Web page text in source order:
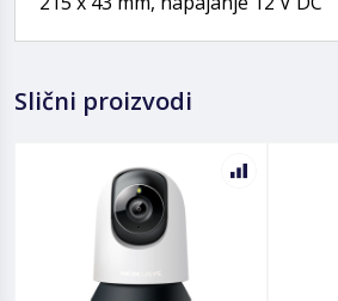
Slični proizvodi